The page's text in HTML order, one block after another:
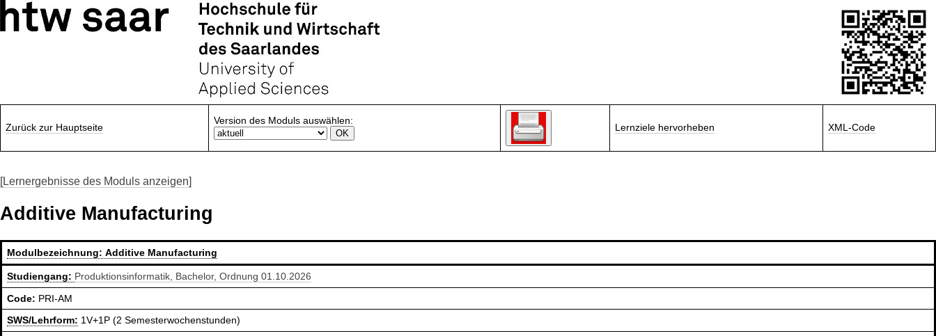
Zurück zur Hauptseite
Version des Moduls auswählen:
Lernziele hervorheben XML-Code
[Lernergebnisse des Moduls anzeigen]
Additive Manufacturing
Modulbezeichnung:Additive Manufacturing
Studiengang: Produktionsinformatik, Bachelor, Ordnung 01.10.2026
Code: PRI-AM
SWS/Lehrform: 1V+1P (2 Semesterwochenstunden)